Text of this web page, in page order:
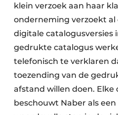
klein verzoek aan haar
onderneming verzoekt
digitale catalogusversies
gedrukte catalogus
telefonisch te verklaren
toezending van de
afstand willen doen. Elke
beschouwt Naber als